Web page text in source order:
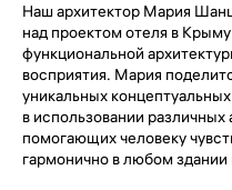
Наш архитектор Мария
над проектом отеля в
функциональной
восприятия. Мария
уникальных
в использовании
помогающих человеку
гармонично в любом здании